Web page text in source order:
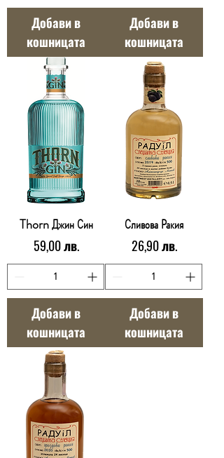
Добави в
кошницата
Добави в
кошницата
Thorn Джин Син
Цена
59,00 лв.
Добави в
кошницата
Сливова Ракия
Цена
26,90 лв.
Добави в
кошницата